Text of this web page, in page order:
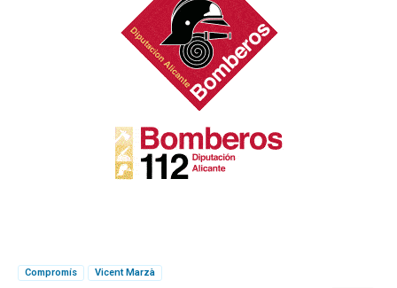
Compromís
Vicent Marzà